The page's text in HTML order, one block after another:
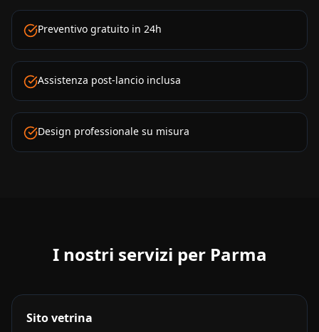
Preventivo gratuito in 24h
Assistenza post-lancio inclusa
Design professionale su misura
I nostri servizi per Parma
Sito vetrina